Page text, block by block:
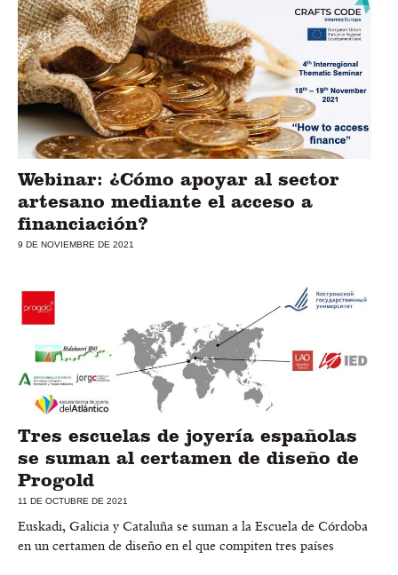
Webinar: ¿Cómo apoyar al sector
artesano mediante el acceso a
financiación?
9 DE NOVIEMBRE DE 2021
Tres escuelas de joyería españolas
se suman al certamen de diseño de
Progold
11 DE OCTUBRE DE 2021
Euskadi, Galicia y Cataluña se suman a la Escuela de Córdoba
en un certamen de diseño en el que compiten tres países